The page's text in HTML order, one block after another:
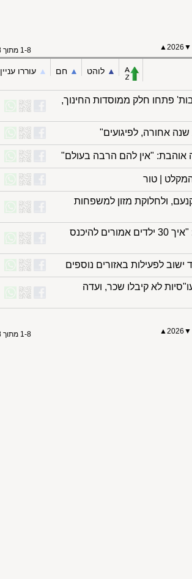
▼
2026▲ 1-8 מתוך 8
▲︎ לוהט ▲︎ חם ▲︎ עוררו עניין
פתחו חלק ממוסדות החינוך,
"אין להם הרבה בעולם"
| טור
ולחלוקת מזון למשפחות
פיקוד העורף הקל, ההורים במחלוקת: "איך 30 ילדים אמורים להיכנס
לפעילות באזורים נוספים
לא קיבלו שכר, ועדה
▼
2026▲ 1-8 מתוך 8